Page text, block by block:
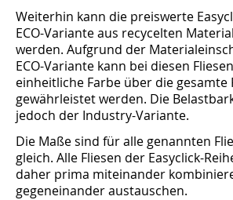
Weiterhin kann die preiswerte
ECO-Variante aus recycelten
werden. Aufgrund der
ECO-Variante kann bei diesen
einheitliche Farbe über die gesamte
gewährleistet werden. Die
jedoch der Industry-Variante.
Die Maße sind für alle genannten
gleich. Alle Fliesen der Easyclick-
daher prima miteinander
gegeneinander austauschen.